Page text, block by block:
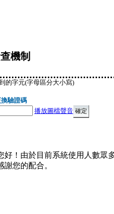
機制
的字元(字母區分大小寫)
驗證碼
播放圖檔聲音
好！由於目前系統使用人數眾
您的配合。